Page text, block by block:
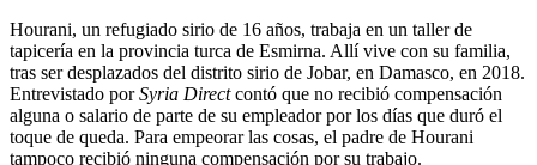
Hourani, un refugiado sirio de 16 años, trabaja en un taller de
tapicería en la provincia turca de Esmirna. Allí vive con su familia,
tras ser desplazados del distrito sirio de Jobar, en Damasco, en 2018.
Entrevistado porSyria Directcontó que no recibió compensación
alguna o salario de parte de su empleador por los días que duró el
toque de queda. Para empeorar las cosas, el padre de Hourani
tampoco recibió ninguna compensación por su trabajo.